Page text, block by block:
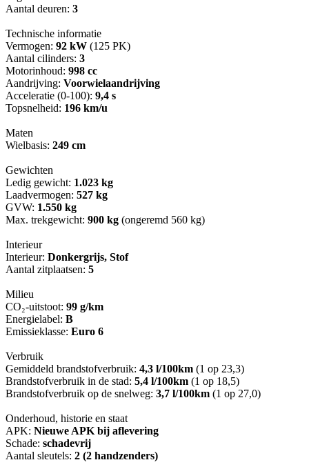
Aantal deuren: 3
Technische informatie
Vermogen: 92 kW (125 PK)
Aantal cilinders: 3
Motorinhoud: 998 cc
Aandrijving: Voorwielaandrijving
Acceleratie (0-100): 9,4 s
Topsnelheid: 196 km/u
Maten
Wielbasis: 249 cm
Gewichten
Ledig gewicht: 1.023 kg
Laadvermogen: 527 kg
GVW: 1.550 kg
Max. trekgewicht: 900 kg (ongeremd 560 kg)
Interieur
Interieur: Donkergrijs, Stof
Aantal zitplaatsen: 5
Milieu
CO₂-uitstoot: 99 g/km
Energielabel: B
Emissieklasse: Euro 6
Verbruik
Gemiddeld brandstofverbruik: 4,3 l/100km (1 op 23,3)
Brandstofverbruik in de stad: 5,4 l/100km (1 op 18,5)
Brandstofverbruik op de snelweg: 3,7 l/100km (1 op 27,0)
Onderhoud, historie en staat
APK: Nieuwe APK bij aflevering
Schade: schadevrij
Aantal sleutels: 2 (2 handzenders)